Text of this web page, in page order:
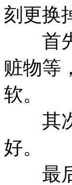
刻更换
首先
赃物等
软。
其次
好。
最后